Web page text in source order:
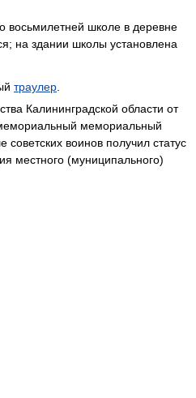
восьмилетней школе в деревне
на здании школы установлена
траулер.
Калининградской области от
мемориальный
советских воинов получил статус
местного (муниципального)